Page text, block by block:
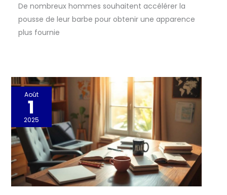
De nombreux hommes souhaitent accélérer la
pousse de leur barbe pour obtenir une apparence
plus fournie
Août
1
2025